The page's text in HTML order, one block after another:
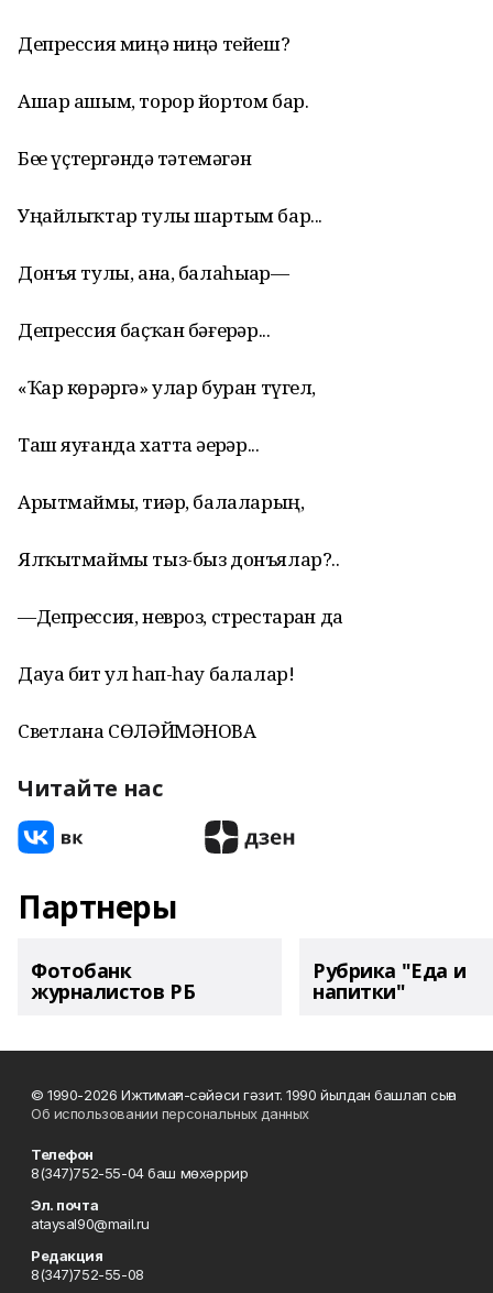
Депрессия миңә ниңә тейеш?
Ашар ашым, торор йортом бар.
Беҙҙе үҫтергәндә тәтемәгән
Уңайлыҡтар тулы шартым бар...
Донъя тулы, ана, балаһыҙҙар—
Депрессия баҫҡан бәғерҙәр...
«Ҡар көрәргә» улар буран түгел,
Таш яуғанда хатта әҙерҙәр...
Арытмаймы, тиҙәр, балаларың,
Ялҡытмаймы тыз-быз донъялар?..
—Депрессия, невроз, стрестарҙан да
Дауа бит ул һап-һау балалар!
Светлана СӨЛӘЙМӘНОВА
Читайте нас
Партнеры
Фотобанк
журналистов РБ
Рубрика "Еда и
напитки"
© 1990-2026 Ижтимағи-сәйәси гәзит. 1990 йылдан башлап сыға
Об использовании персональных данных
Телефон
8(347)752-55-04 баш мөхәррир
Эл. почта
ataysal90@mail.ru
Редакция
8(347)752-55-08